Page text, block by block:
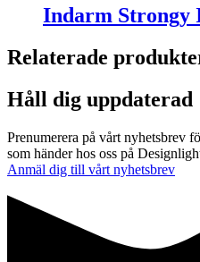
Indarm Strongy
Relaterade
Håll dig uppdaterad
Prenumerera på vårt nyhetsbrev
som händer hos oss på
Anmäl dig till vårt nyhetsbrev